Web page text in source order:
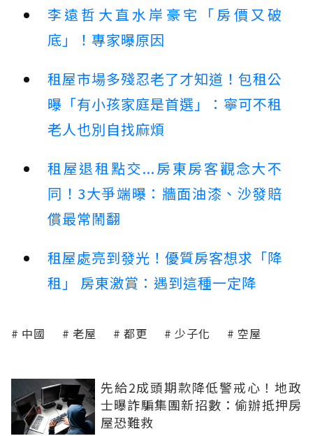
李遠哲大直水岸豪宅「房價又破
底」！專家曝原因
租屋市場多殘忍老了才知道！包租公
曝「有小孩家庭是首選」：寧可不租
老人也別自找麻煩
租屋退租點交...房東房客觀念大不
同！3大爭端曝：牆面油漆、沙發賠
償最常鬧翻
租屋處亮到發光！優質房客想求「降
租」 房東激賞：遇到這種一定降
中國 老屋 都更 少子化 空屋
先給2成頭期款降低警戒心！地政
士曝詐騙集團新招數：偷辦抵押房
屋恐難救